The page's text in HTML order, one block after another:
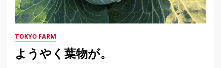
TOKYO FARM
ようやく葉物が。